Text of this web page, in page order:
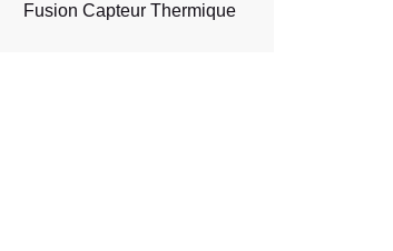
Fusion Capteur Thermique